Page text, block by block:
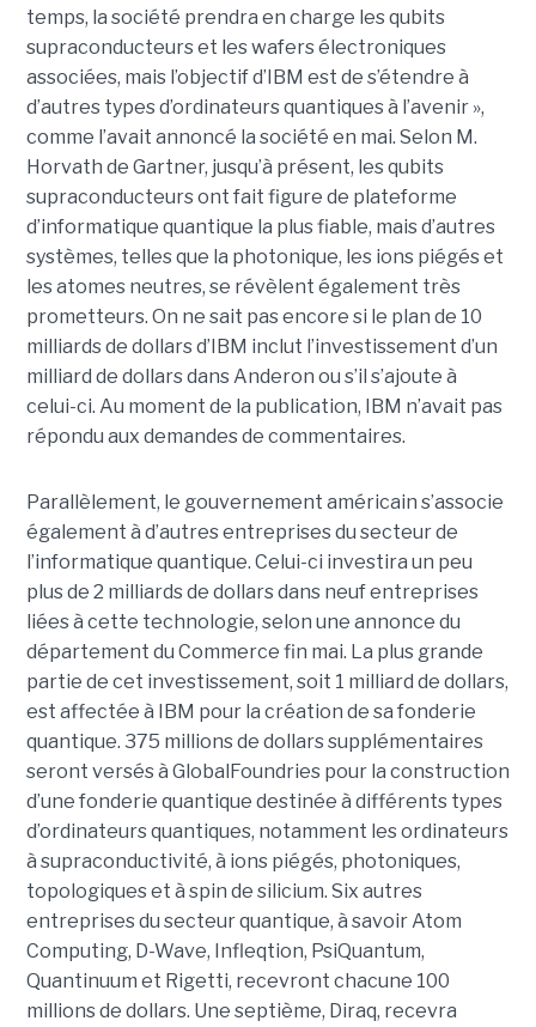
temps, la société prendra en charge les qubits
supraconducteurs et les wafers électroniques
associées, mais l’objectif d’IBM est de s’étendre à
d’autres types d’ordinateurs quantiques à l’avenir »,
comme l’avait annoncé la société en mai. Selon M.
Horvath de Gartner, jusqu’à présent, les qubits
supraconducteurs ont fait figure de plateforme
d’informatique quantique la plus fiable, mais d’autres
systèmes, telles que la photonique, les ions piégés et
les atomes neutres, se révèlent également très
prometteurs. On ne sait pas encore si le plan de 10
milliards de dollars d’IBM inclut l’investissement d’un
milliard de dollars dans Anderon ou s’il s’ajoute à
celui-ci. Au moment de la publication, IBM n’avait pas
répondu aux demandes de commentaires.
Parallèlement, le gouvernement américain s’associe
également à d’autres entreprises du secteur de
l’informatique quantique. Celui-ci investira un peu
plus de 2 milliards de dollars dans neuf entreprises
liées à cette technologie, selon une annonce du
département du Commerce fin mai. La plus grande
partie de cet investissement, soit 1 milliard de dollars,
est affectée à IBM pour la création de sa fonderie
quantique. 375 millions de dollars supplémentaires
seront versés à GlobalFoundries pour la construction
d’une fonderie quantique destinée à différents types
d’ordinateurs quantiques, notamment les ordinateurs
à supraconductivité, à ions piégés, photoniques,
topologiques et à spin de silicium. Six autres
entreprises du secteur quantique, à savoir Atom
Computing, D-Wave, Infleqtion, PsiQuantum,
Quantinuum et Rigetti, recevront chacune 100
millions de dollars. Une septième, Diraq, recevra